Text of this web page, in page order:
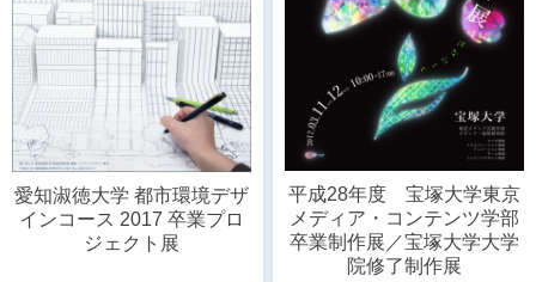
愛知淑徳大学 都市環境デザ
インコース 2017 卒業プロ
ジェクト展
平成28年度 宝塚大学東京
メディア・コンテンツ学部
卒業制作展／宝塚大学大学
院修了制作展